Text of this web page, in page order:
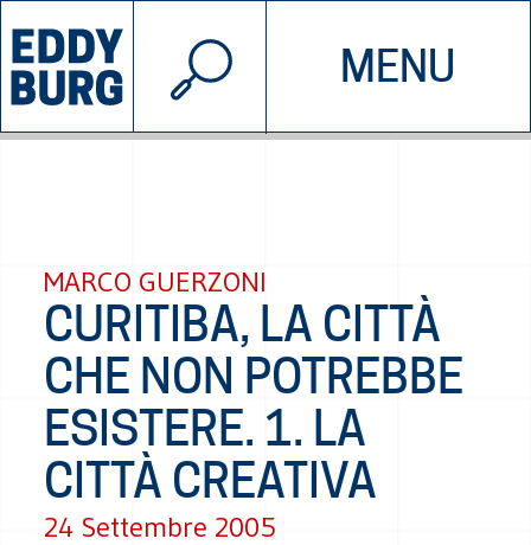
MENU
INIZIATIVE CHI SIAMO
© 2026 EDDYBURG
MARCO GUERZONI
CURITIBA, LA CITTÀ
CHE NON POTREBBE
ESISTERE. 1. LA
CITTÀ CREATIVA
24 Settembre 2005